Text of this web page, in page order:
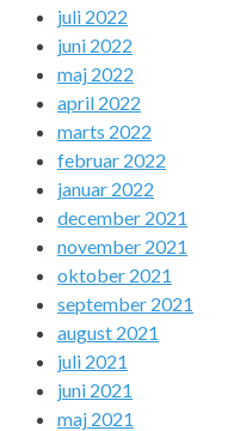
juli 2022
juni 2022
maj 2022
april 2022
marts 2022
februar 2022
januar 2022
december 2021
november 2021
oktober 2021
september 2021
august 2021
juli 2021
juni 2021
maj 2021